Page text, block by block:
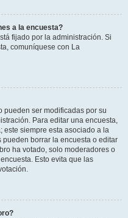
a la encuesta?
fijado por la administración. Si
comuníquese con La
pueden ser modificadas por su
Para editar una encuesta,
este siempre esta asociado a la
borrar la encuesta o editar
ha votado, solo moderadores o
Esto evita que las